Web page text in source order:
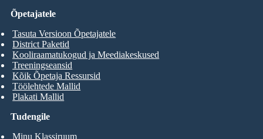
Tudengile
Minu Klassiruum
Õpetajatele
Tasuta Versioon Õpetajatele
District Paketid
Kooliraamatukogud ja Meediakeskused
Treeningseansid
Kõik Õpetaja Ressursid
Töölehtede Mallid
Plakati Mallid